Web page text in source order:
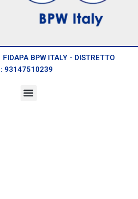
BPW ITALY - DISTRETTO
93147510239